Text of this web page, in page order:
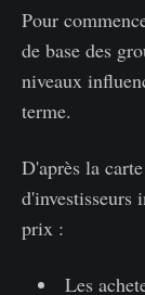
Pour
de base des
niveaux
terme.
D'après la
d'investisseurs
prix :
Les